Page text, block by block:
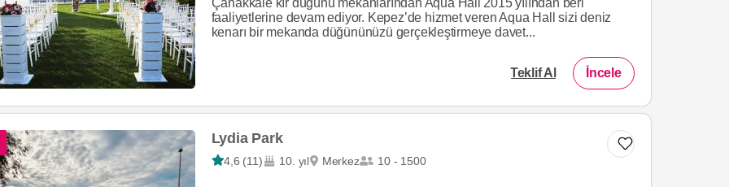
Çanakkale kır düğünü mekanlarından Aqua Hall 2015 yılından beri
faaliyetlerine devam ediyor. Kepez’de hizmet veren Aqua Hall sizi deniz
kenarı bir mekanda düğününüzü gerçekleştirmeye davet...
Teklif Al İncele
Listeme Ekle
Lydia Park
4,6 (11) 10. yıl Merkez 10 - 1500